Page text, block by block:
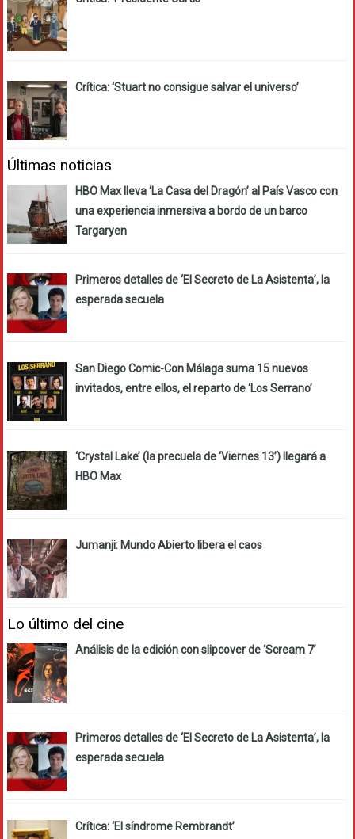
Crítica: ‘Stuart no consigue salvar el universo’
Últimas noticias
HBO Max lleva ‘La Casa del Dragón’ al País Vasco con
una experiencia inmersiva a bordo de un barco
Targaryen
Primeros detalles de ‘El Secreto de La Asistenta’, la
esperada secuela
San Diego Comic-Con Málaga suma 15 nuevos
invitados, entre ellos, el reparto de ‘Los Serrano’
‘Crystal Lake’ (la precuela de ‘Viernes 13’) llegará a
HBO Max
Jumanji: Mundo Abierto libera el caos
Lo último del cine
Análisis de la edición con slipcover de ‘Scream 7’
Primeros detalles de ‘El Secreto de La Asistenta’, la
esperada secuela
Crítica: ‘El síndrome Rembrandt’